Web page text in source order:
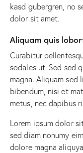
kasd gubergren, no
dolor sit amet.
Aliquam quis
Curabitur
sodales ut. Sed sed
magna. Aliquam
bibendum, nisi et
metus, nec dapibus
Lorem ipsum dolor
sed diam nonumy
dolore magna